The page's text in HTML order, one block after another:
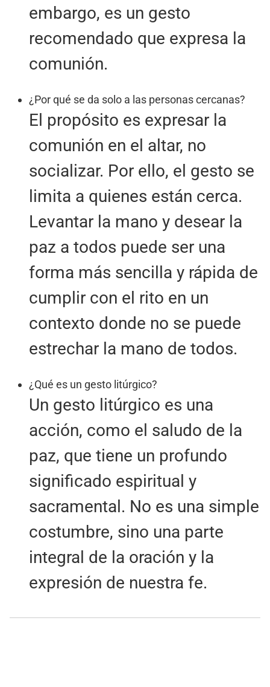
embargo, es un gesto
recomendado que expresa la
comunión.
¿Por qué se da solo a las personas cercanas?
El propósito es expresar la
comunión en el altar, no
socializar. Por ello, el gesto se
limita a quienes están cerca.
Levantar la mano y desear la
paz a todos puede ser una
forma más sencilla y rápida de
cumplir con el rito en un
contexto donde no se puede
estrechar la mano de todos.
¿Qué es un gesto litúrgico?
Un gesto litúrgico es una
acción, como el saludo de la
paz, que tiene un profundo
significado espiritual y
sacramental. No es una simple
costumbre, sino una parte
integral de la oración y la
expresión de nuestra fe.